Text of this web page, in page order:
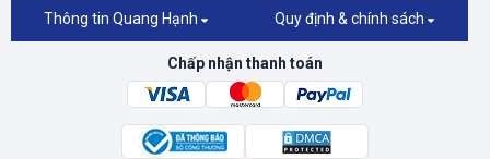
Thông tin Quang Hạnh Quy định & chính sách
Chấp nhận thanh toán